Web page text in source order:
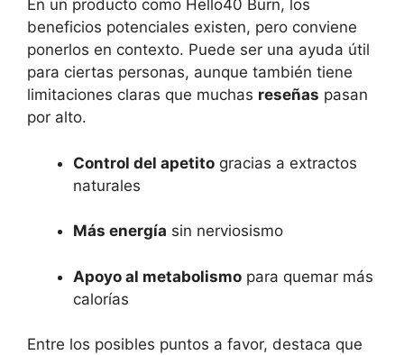
En un producto como Hello40 Burn, los
beneficios potenciales existen, pero conviene
ponerlos en contexto. Puede ser una ayuda útil
para ciertas personas, aunque también tiene
limitaciones claras que muchas reseñas pasan
por alto.
Control del apetito gracias a extractos
naturales
Más energía sin nerviosismo
Apoyo al metabolismo para quemar más
calorías
Entre los posibles puntos a favor, destaca que